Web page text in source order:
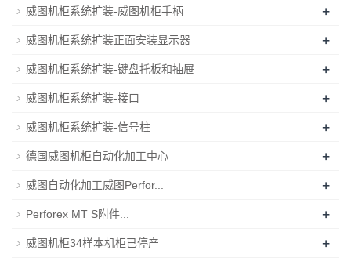
威图机柜系统扩装-威图机柜手柄 +
威图机柜系统扩装正面安装显示器 +
威图机柜系统扩装-键盘托板和抽屉 +
威图机柜系统扩装-接口 +
威图机柜系统扩装-信号柱 +
德国威图机柜自动化加工中心 +
威图自动化加工威图Perfor... +
Perforex MT S附件... +
威图机柜34样本机柜已停产 +